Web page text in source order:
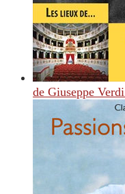
de Giuseppe Verdi